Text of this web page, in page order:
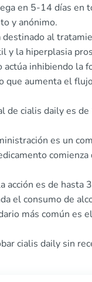
en 5-14 días en
y anónimo.
destinado al
y la hiperplasia
actúa inhibiendo la
que aumenta el
de cialis daily es
es un
acción es de hasta
el consumo de
más común es
cialis daily sin